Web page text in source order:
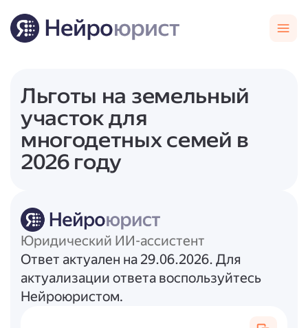
Льготы на земельный
участок для
многодетных семей в
2026 году
Юридический ИИ-ассистент
Ответ актуален на 29.06.2026. Для
актуализации ответа воспользуйтесь
Нейроюристом.